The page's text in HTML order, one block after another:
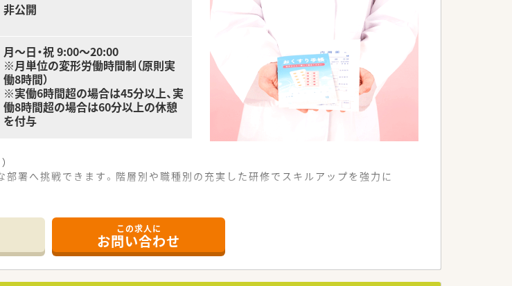
を活用して海外旅行などを楽しむことも可能です。
る時短勤務など子育てとの両立環境も万全です。
非公開
月～日・祝 9:00～20:00
※月単位の変形労働時間制（原則実
働8時間）
※実働6時間超の場合は45分以上、実
働8時間超の場合は60分以上の休憩
を付与
署へ挑戦できます。階層別や職種別の充実した研修でスキルアップを強力に
り、通勤アクセスが非常に抜群な店舗です。
あたり平均100枚の処方箋に応需しています。
け合いながら円滑に日常業務を進めています。
この求人に
お問い合わせ